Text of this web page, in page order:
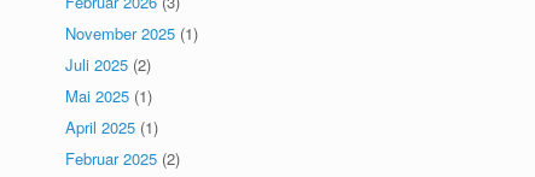
November 2025 (1)
Juli 2025 (2)
Mai 2025 (1)
April 2025 (1)
Februar 2025 (2)